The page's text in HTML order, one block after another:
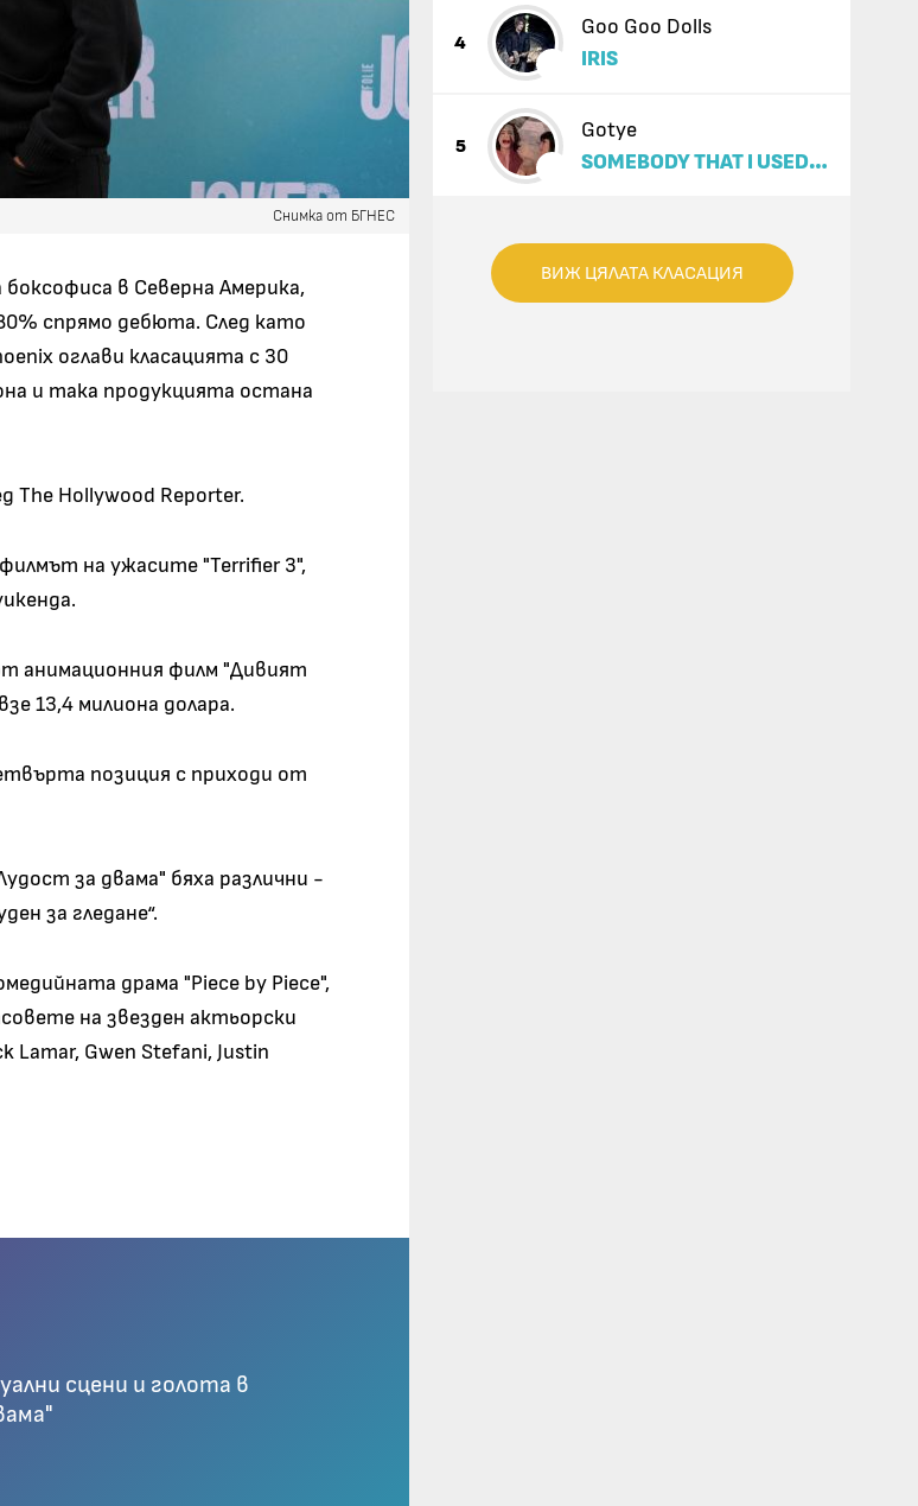
Снимка от БГНЕС
в Северна Америка,
спрямо дебюта. След като
оглави класацията с 30
и така продукцията остана
The ​​Hollywood Reporter.
на ужасите "Terrifier 3",
анимационния филм "Дивият
13,4 милиона долара.
позиция с приходи от
за двама" бяха различни -
за гледане“.
драма "Piece by Piece",
на звезден актьорски
Lamar, Gwen Stefani, Justin
сцени и голота в
4
Goo Goo Dolls
IRIS
5
Gotye
SOMEBODY THAT I USED
ВИЖ ЦЯЛАТА КЛАСАЦИЯ